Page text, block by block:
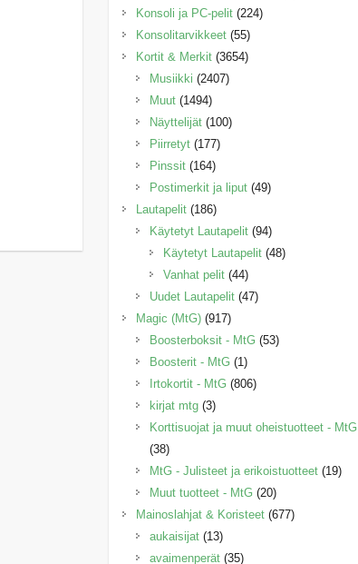
Konsoli ja PC-pelit (224)
Konsolitarvikkeet (55)
Kortit & Merkit (3654)
Musiikki (2407)
Muut (1494)
Näyttelijät (100)
Piirretyt (177)
Pinssit (164)
Postimerkit ja liput (49)
Lautapelit (186)
Käytetyt Lautapelit (94)
Käytetyt Lautapelit (48)
Vanhat pelit (44)
Uudet Lautapelit (47)
Magic (MtG) (917)
Boosterboksit - MtG (53)
Boosterit - MtG (1)
Irtokortit - MtG (806)
kirjat mtg (3)
Korttisuojat ja muut oheistuotteet - MtG
(38)
MtG - Julisteet ja erikoistuotteet (19)
Muut tuotteet - MtG (20)
Mainoslahjat & Koristeet (677)
aukaisijat (13)
avaimenperät (35)